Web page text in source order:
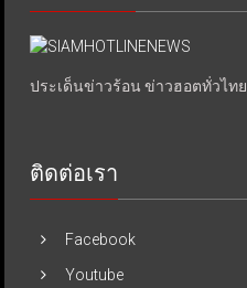
ประเด็นข่าวร้อน ข่าวฮอตทั่วไทย.
ติดต่อเรา
Facebook
Youtube